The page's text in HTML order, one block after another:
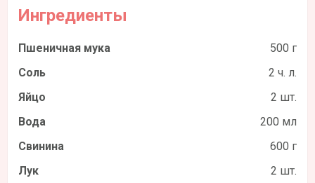
Ингредиенты
Пшеничная мука
500 г
Соль
2 ч. л.
Яйцо
2 шт.
Вода
200 мл
Свинина
600 г
Лук
2 шт.